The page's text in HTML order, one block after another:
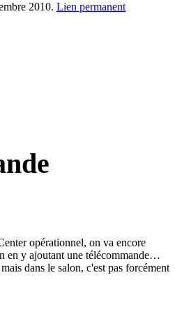
2010. Lien permanent
opérationnel, on va encore
en y ajoutant une télécommande…
dans le salon, c'est pas forcément